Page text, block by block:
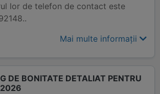
lor de telefon de contact este
Mai multe informații
DE BONITATE DETALIAT PENTRU